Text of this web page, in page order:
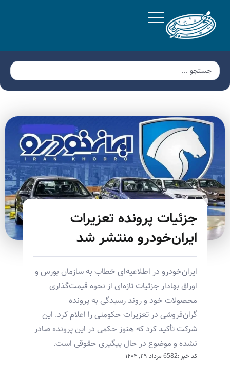
جزئیات پرونده تعزیرات
ایران‌خودرو منتشر شد
ایران‌خودرو در اطلاعیه‌ای خطاب به سازمان بورس و
اوراق بهادار جزئیات تازه‌ای از نحوه قیمت‌گذاری
محصولات خود و روند رسیدگی به پرونده
گران‌فروشی در تعزیرات حکومتی را اعلام کرد. این
شرکت تأکید کرد که هنوز حکمی در این پرونده صادر
نشده و موضوع در حال پیگیری حقوقی است.
کد خبر :6582 مرداد ۲۹, ۱۴۰۴